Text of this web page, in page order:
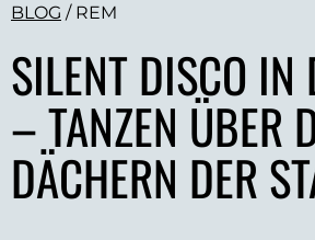
BLOG / REM
SILENT DISCO IN
– TANZEN ÜBER
DÄCHERN DER